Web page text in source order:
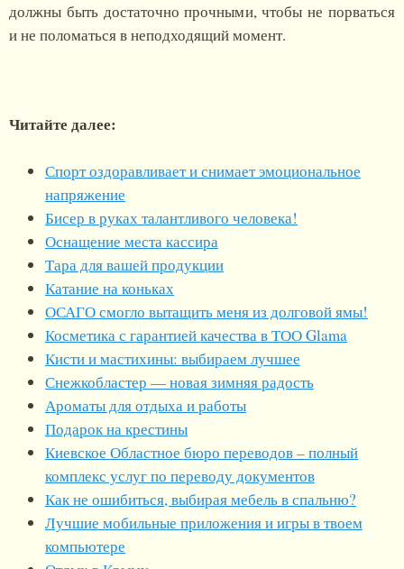
должны быть достаточно прочными, чтобы не порваться
и не поломаться в неподходящий момент.
Читайте далее:
Спорт оздоравливает и снимает эмоциональное
напряжение
Бисер в руках талантливого человека!
Оснащение места кассира
Тара для вашей продукции
Катание на коньках
ОСАГО смогло вытащить меня из долговой ямы!
Косметика с гарантией качества в ТОО Glama
Кисти и мастихины: выбираем лучшее
Снежкобластер — новая зимняя радость
Ароматы для отдыха и работы
Подарок на крестины
Киевское Областное бюро переводов – полный
комплекс услуг по переводу документов
Как не ошибиться, выбирая мебель в спальню?
Лучшие мобильные приложения и игры в твоем
компьютере